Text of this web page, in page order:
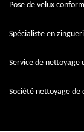
Pose de velux
Spécialiste en
Service de nettoyage
Société nettoyage de